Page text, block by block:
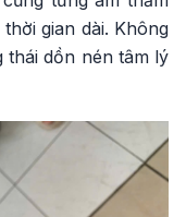
gian dài. Không
thái dồn nén tâm lý